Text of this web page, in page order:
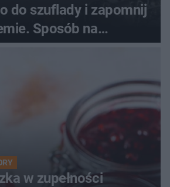
do szuflady i zapomnij
Sposób na
biżuterię
w zupełności